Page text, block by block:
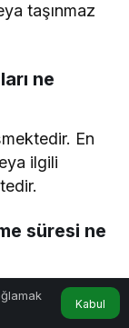
taşınmaz
ne
En
ilgili
süresi ne
Kabul